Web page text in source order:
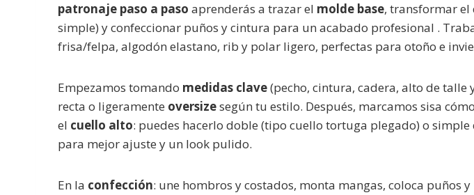
patronaje paso a paso aprenderás a trazar el molde base, transformar el
simple) y confeccionar puños y cintura para un acabado profesional .
frisa/felpa, algodón elastano, rib y polar ligero, perfectas para otoño e
Empezamos tomando medidas clave(pecho, cintura, cadera, alto de
recta o ligeramente oversizesegún tu estilo. Después, marcamos sisa
el cuello alto: puedes hacerlo doble (tipo cuello tortuga plegado) o simple
para mejor ajuste y un look pulido.
En la confección: une hombros y costados, monta mangas, coloca puños